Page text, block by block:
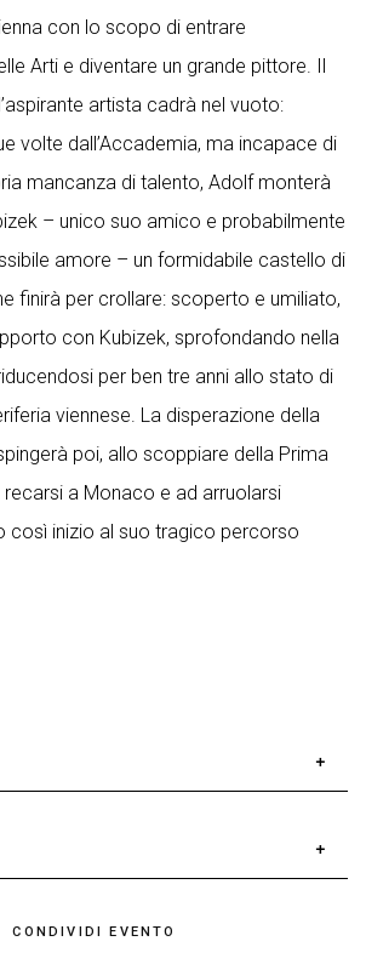
con lo scopo di entrare
Arti e diventare un grande pittore. Il
artista cadrà nel vuoto:
volte dall’Accademia, ma incapace di
mancanza di talento, Adolf monterà
– unico suo amico e probabilmente
amore – un formidabile castello di
finirà per crollare: scoperto e umiliato,
con Kubizek, sprofondando nella
per ben tre anni allo stato di
viennese. La disperazione della
poi, allo scoppiare della Prima
recarsi a Monaco e ad arruolarsi
così inizio al suo tragico percorso
ha per noi sicuramente un valore
una forte esigenza di lavorare
diFabrizio Sinisi
CONDIVIDI EVENTO